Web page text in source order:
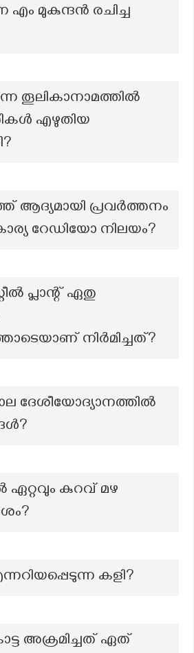
എം മുകുന്ദൻ രചിച്ച
തൂലികാനാമത്തിൽ
എഴുതിയ
ആദ്യമായി പ്രവര്‍ത്തനം
റേഡിയോ നിലയം?
പ്ലാന്റ് ഏതു
നിർമിച്ചത്?
ദേശീയോദ്യാനത്തിൽ
ഏറ്റവും കുറവ് മഴ
കളി?
അക്രമിച്ചത് ഏത്